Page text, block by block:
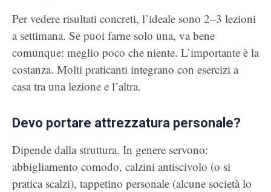
Per vedere risultati concreti, l’ideale sono 2–3 lezioni
a settimana. Se puoi farne solo una, va bene
comunque: meglio poco che niente. L’importante è la
costanza. Molti praticanti integrano con esercizi a
casa tra una lezione e l’altra.
Devo portare attrezzatura personale?
Dipende dalla struttura. In genere servono:
abbigliamento comodo, calzini antiscivolo (o si
pratica scalzi), tappetino personale (alcune società lo